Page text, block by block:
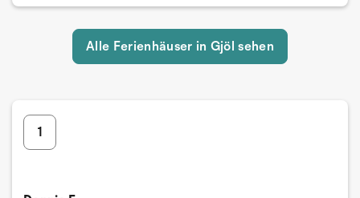
Alle Ferienhäuser in Gjöl sehen
1